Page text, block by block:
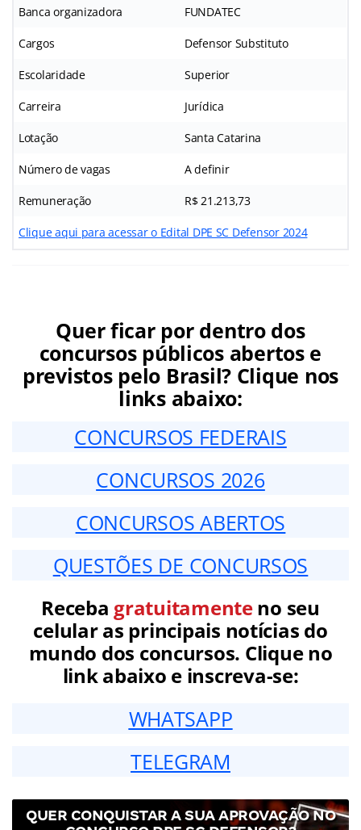
Banca organizadora FUNDATEC
Cargos Defensor Substituto
Escolaridade Superior
Carreira Jurídica
Lotação Santa Catarina
Número de vagas A definir
Remuneração R$ 21.213,73
Clique aqui para acessar o Edital DPE SC Defensor 2024
Quer ficar por dentro dos
concursos públicos abertos e
previstos pelo Brasil? Clique nos
links abaixo:
CONCURSOS FEDERAIS
CONCURSOS 2026
CONCURSOS ABERTOS
QUESTÕES DE CONCURSOS
Receba gratuitamenteno seu
celular as principais notícias do
mundo dos concursos. Clique no
link abaixo e inscreva-se:
WHATSAPP
TELEGRAM
QUER CONQUISTAR A SUA APROVAÇÃO NO